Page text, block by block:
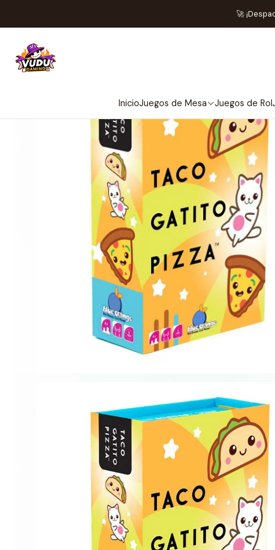
InicioJuegos de Mesa Juegos de Rol
🚀